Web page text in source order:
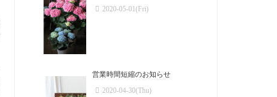
2020-05-01(Fri)
営業時間短縮のお知らせ
2020-04-30(Thu)